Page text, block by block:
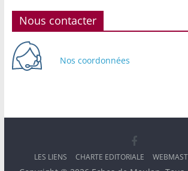
Nous contacter
Nos coordonnées
LES LIENS CHARTE EDITORIALE